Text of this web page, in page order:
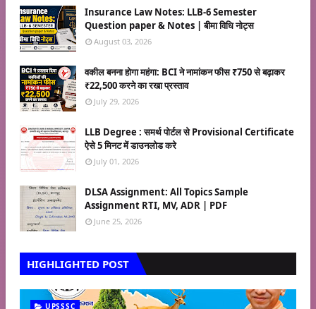
Insurance Law Notes: LLB-6 Semester
Question paper & Notes | बीमा विधि नोट्स
August 03, 2026
वकील बनना होगा महंगा: BCI ने नामांकन फीस ₹750 से बढ़ाकर
₹22,500 करने का रखा प्रस्ताव
July 29, 2026
LLB Degree : समर्थ पोर्टल से Provisional Certificate
ऐसे 5 मिनट में डाउनलोड करे
July 01, 2026
DLSA Assignment: All Topics Sample
Assignment RTI, MV, ADR | PDF
June 25, 2026
HIGHLIGHTED POST
UPSSSC